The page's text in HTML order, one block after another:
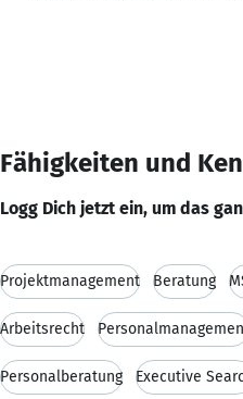
Fähigkeiten und
Logg Dich jetzt ein, um das
Projektmanagement Beratung
Arbeitsrecht
Personalberatung Executive